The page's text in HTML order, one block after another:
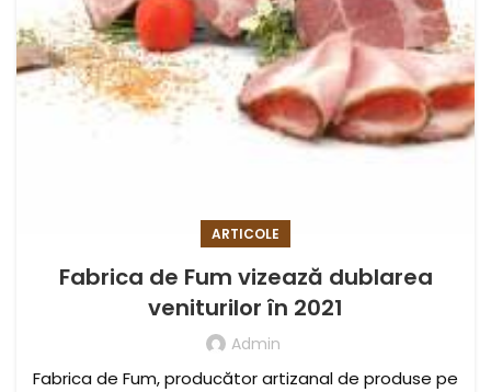
ARTICOLE
Fabrica de Fum vizează dublarea
veniturilor în 2021
Admin
Fabrica de Fum, producător artizanal de produse pe